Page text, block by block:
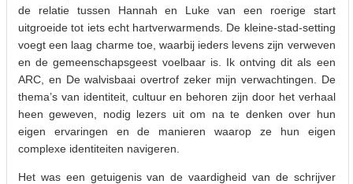
de relatie tussen Hannah en Luke van een roerige start
uitgroeide tot iets echt hartverwarmends. De kleine-stad-setting
voegt een laag charme toe, waarbij ieders levens zijn verweven
en de gemeenschapsgeest voelbaar is. Ik ontving dit als een
ARC, en De walvisbaai overtrof zeker mijn verwachtingen. De
thema’s van identiteit, cultuur en behoren zijn door het verhaal
heen geweven, nodig lezers uit om na te denken over hun
eigen ervaringen en de manieren waarop ze hun eigen
complexe identiteiten navigeren.
Het was een getuigenis van de vaardigheid van de schrijver